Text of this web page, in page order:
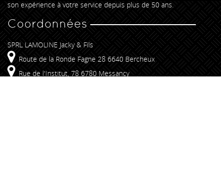
son expérience à votre service depuis plus de 50 ans.
Coordonnées
SPRL LAMOLINE Jacky & Fils
Route de la Ronde Fagne 28 6640 Bercheux
Rue de l'Institut, 78 6780 Messancy